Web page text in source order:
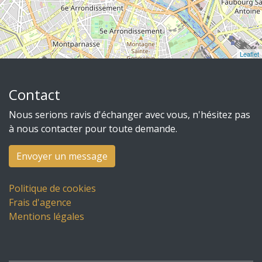
Leaflet
Contact
Nous serions ravis d'échanger avec vous, n'hésitez pas
à nous contacter pour toute demande.
Envoyer un message
Politique de cookies
Frais d'agence
Mentions légales